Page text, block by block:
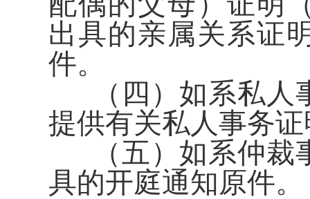
出具的亲属关系证
件。
（四）如系私人
提供有关私人事务
（五）如系仲裁
具的开庭通知原件。